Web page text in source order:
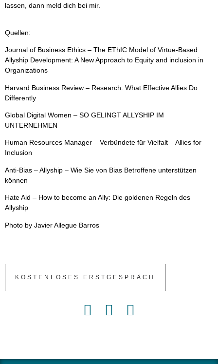
lassen, dann meld dich bei mir.
Quellen:
Journal of Business Ethics – The EThIC Model of Virtue-Based
Allyship Development: A New Approach to Equity and inclusion in
Organizations
Harvard Business Review – Research: What Effective Allies Do
Differently
Global Digital Women – SO GELINGT ALLYSHIP IM
UNTERNEHMEN
Human Resources Manager – Verbündete für Vielfalt – Allies for
Inclusion
Anti-Bias – Allyship – Wie Sie von Bias Betroffene unterstützen
können
Hate Aid – How to become an Ally: Die goldenen Regeln des
Allyship
Photo by Javier Allegue Barros
KOSTENLOSES ERSTGESPRÄCH